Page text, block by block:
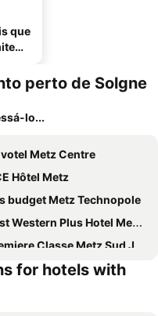
que
perto de Solgne
lo...
Metz Centre
Hôtel Metz
budget Metz Technopole
Western Plus Hotel Metz Technopole
Classe Metz Sud Jouy Aux Arches
HOTEL Metz Augny
for hotels with